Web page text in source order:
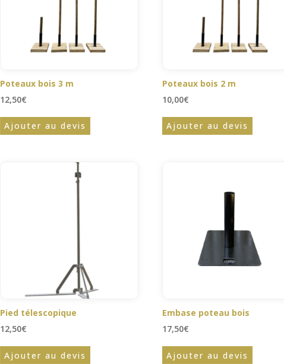
Poteaux bois 3 m
12,50€
Ajouter au devis
Poteaux bois 2 m
10,00€
Ajouter au devis
Pied télescopique
12,50€
Ajouter au devis
Embase poteau bois
17,50€
Ajouter au devis